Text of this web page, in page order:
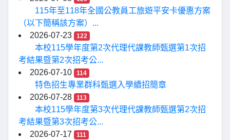
115年至118年全國公教員工旅遊平安卡優惠方案
（以下簡稱該方案）...
2026-07-23
122
本校115學年度第2次代理代課教師甄選第1次招
考結果暨第2次招考公...
2026-07-10
114
特色招生專業群科甄選入學續招簡章
2026-07-28
113
本校115學年度第3次代理代課教師甄選第2次招
考結果暨第3次招考公...
2026-07-17
111